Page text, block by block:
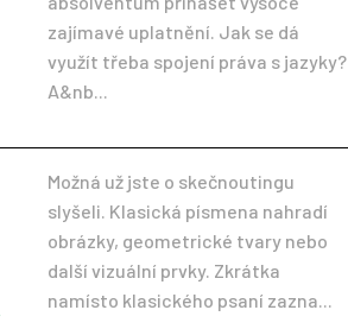
zajímavé uplatnění. Jak se dá
využít třeba spojení práva s jazyky?
A&nb...
Možná už jste o skečnoutingu
slyšeli. Klasická písmena nahradí
obrázky, geometrické tvary nebo
další vizuální prvky. Zkrátka
namísto klasického psaní zazna...